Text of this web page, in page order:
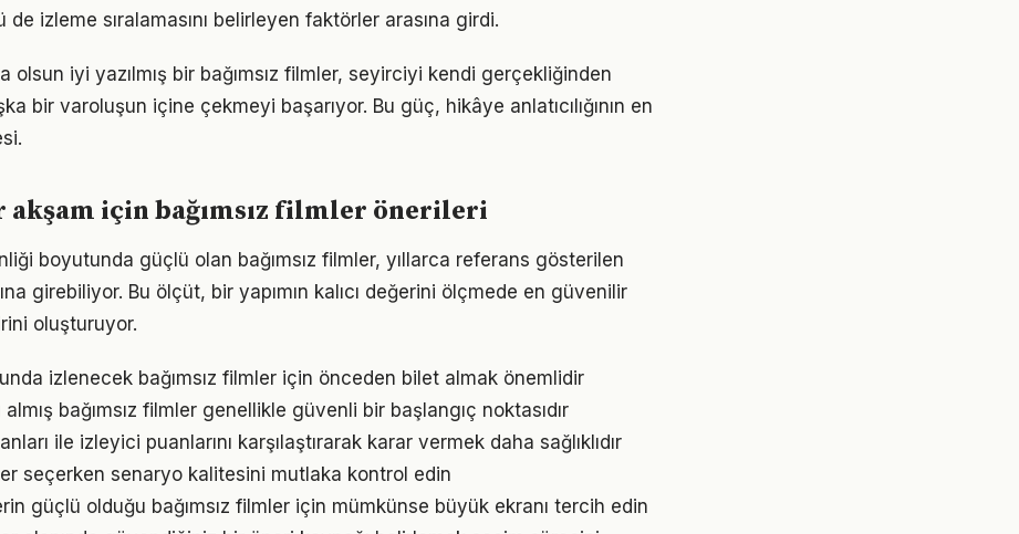
de izleme sıralamasını belirleyen faktörler arasına girdi.
olsun iyi yazılmış bir bağımsız filmler, seyirciyi kendi gerçekliğinden
bir varoluşun içine çekmeyi başarıyor. Bu güç, hikâye anlatıcılığının en
için bağımsız filmler önerileri
boyutunda güçlü olan bağımsız filmler, yıllarca referans gösterilen
girebiliyor. Bu ölçüt, bir yapımın kalıcı değerini ölçmede en güvenilir
oluşturuyor.
izlenecek bağımsız filmler için önceden bilet almak önemlidir
bağımsız filmler genellikle güvenli bir başlangıç noktasıdır
ile izleyici puanlarını karşılaştırarak karar vermek daha sağlıklıdır
seçerken senaryo kalitesini mutlaka kontrol edin
güçlü olduğu bağımsız filmler için mümkünse büyük ekranı tercih edin